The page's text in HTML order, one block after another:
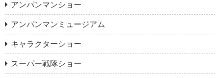
アンパンマンショー
アンパンマンミュージアム
キャラクターショー
スーパー戦隊ショー